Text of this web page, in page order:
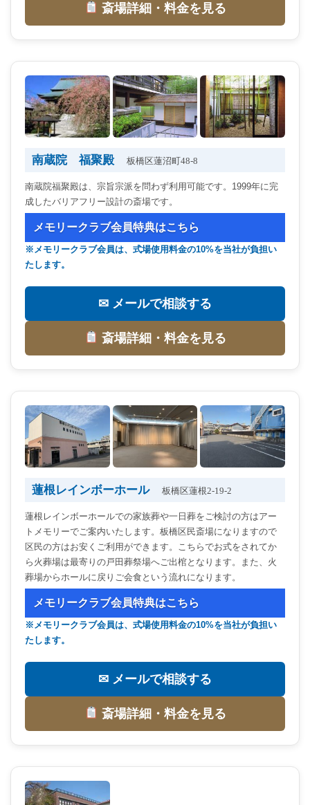
斎場詳細・料金を見る
南蔵院 福聚殿 板橋区蓮沼町48-8
南蔵院福聚殿は、宗旨宗派を問わず利用可能です。1999年に完
成したバリアフリー設計の斎場です。
メモリークラブ会員特典はこちら
※メモリークラブ会員は、式場使用料金の10%を当社が負担い
たします。
✉ メールで相談する
斎場詳細・料金を見る
蓮根レインボーホール 板橋区蓮根2-19-2
蓮根レインボーホールでの家族葬や一日葬をご検討の方はアー
トメモリーでご案内いたします。板橋区民斎場になりますので
区民の方はお安くご利用ができます。こちらでお式をされてか
ら火葬場は最寄りの戸田葬祭場へご出棺となります。また、火
葬場からホールに戻りご会食という流れになります。
メモリークラブ会員特典はこちら
※メモリークラブ会員は、式場使用料金の10%を当社が負担い
たします。
✉ メールで相談する
斎場詳細・料金を見る